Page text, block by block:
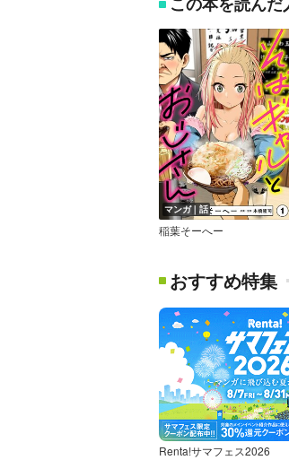
マンガ｜話
稲葉そーへー
おすすめ特集
Renta!サマフェス2026